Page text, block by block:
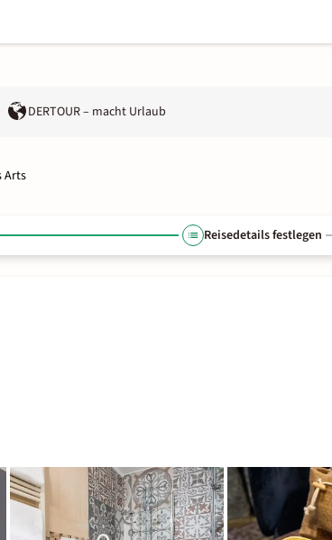
DERTOUR – macht Urlaub
Arts
Reisedetails festlegen